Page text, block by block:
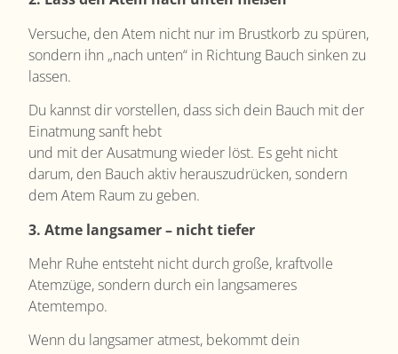
Versuche, den Atem nicht nur im Brustkorb zu spüren,
sondern ihn „nach unten“ in Richtung Bauch sinken zu
lassen.
Du kannst dir vorstellen, dass sich dein Bauch mit der
Einatmung sanft hebt
und mit der Ausatmung wieder löst. Es geht nicht
darum, den Bauch aktiv herauszudrücken, sondern
dem Atem Raum zu geben.
3. Atme langsamer – nicht tiefer
Mehr Ruhe entsteht nicht durch große, kraftvolle
Atemzüge, sondern durch ein langsameres
Atemtempo.
Wenn du langsamer atmest, bekommt dein